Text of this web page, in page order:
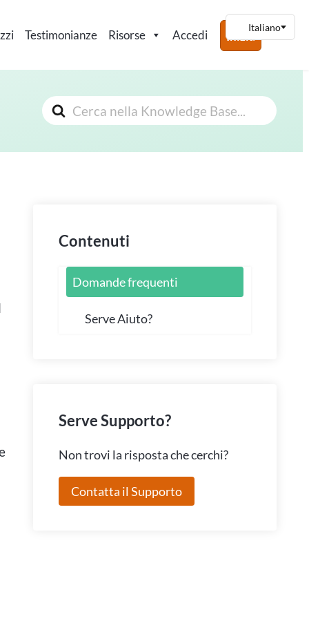
Testimonianze Risorse Accedi Inizia
Cerca
Contenuti
Domande frequenti
Serve Aiuto?
Serve Supporto?
Non trovi la risposta che cerchi?
Contatta il Supporto